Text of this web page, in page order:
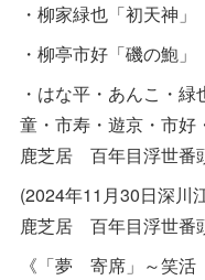
・柳家緑也「初天神」
・柳亭市好「磯の鮑」
・はな平・あんこ・
童・市寿・遊京・市
鹿芝居 百年目浮世番
(2024年11月30日深川
鹿芝居 百年目浮世番
《「夢 寄席」～笑活